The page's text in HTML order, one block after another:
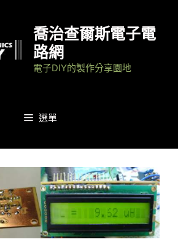
喬治查爾斯電子電
路網
電子DIY的製作分享園地
選單